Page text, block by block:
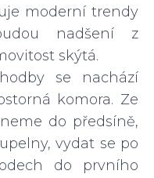
moderní trendy
nadšení z
skýtá.
se nachází
komora. Ze
do předsíně,
vydat se po
do prvního